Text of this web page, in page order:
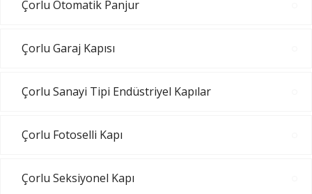
Çorlu Otomatik Panjur
Çorlu Garaj Kapısı
Çorlu Sanayi Tipi Endüstriyel Kapılar
Çorlu Fotoselli Kapı
Çorlu Seksiyonel Kapı